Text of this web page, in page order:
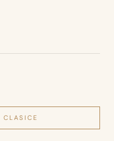
CLASICE